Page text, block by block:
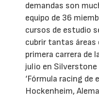
demandas son
equipo de 36
cursos de estudio
cubrir tantas áreas
primera carrera de
julio en
‘Fórmula racing de
Hockenheim,